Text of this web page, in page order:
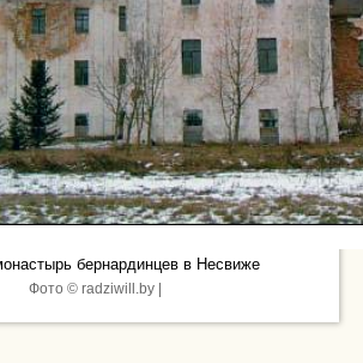
бернардинцев в Несвиже
Фото © radziwill.by |